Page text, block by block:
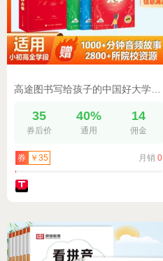
35
券后价
40%
通用
14
佣金
券 ￥35 月销 0